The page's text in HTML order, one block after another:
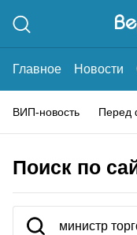
Главное Новости
ВИП-новость Перед
Поиск по